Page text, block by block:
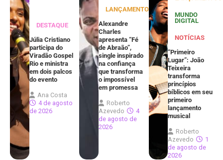
DESTAQUE
Júlia Cristiano
participa do
Viradão Gospel
Rio e ministra
em dois palcos
do evento
Ana Costa
4 de agosto
de 2026
LANÇAMENTOS
Alexandre
Charles
apresenta “Fé
de Abraão”,
single inspirado
na confiança
que transforma
o impossível
em promessa
Roberto
Azevedo
4
de agosto de
2026
MUNDO
DIGITAL
NOTÍCIAS
“Primeiro
Lugar”: João
Teixeira
transforma
princípios
bíblicos em seu
primeiro
lançamento
musical
Roberto
Azevedo
1
de agosto de
2026